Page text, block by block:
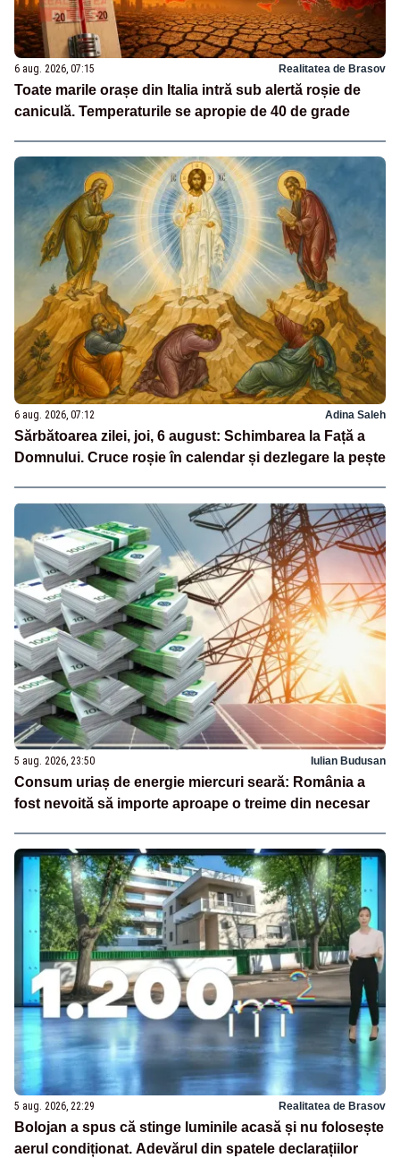
6 aug. 2026, 07:15 Realitatea de Brasov
Toate marile orașe din Italia intră sub alertă roșie de
caniculă. Temperaturile se apropie de 40 de grade
6 aug. 2026, 07:12 Adina Saleh
Sărbătoarea zilei, joi, 6 august: Schimbarea la Față a
Domnului. Cruce roșie în calendar și dezlegare la pește
5 aug. 2026, 23:50 Iulian Budusan
Consum uriaș de energie miercuri seară: România a
fost nevoită să importe aproape o treime din necesar
5 aug. 2026, 22:29 Realitatea de Brasov
Bolojan a spus că stinge luminile acasă și nu folosește
aerul condiționat. Adevărul din spatele declarațiilor